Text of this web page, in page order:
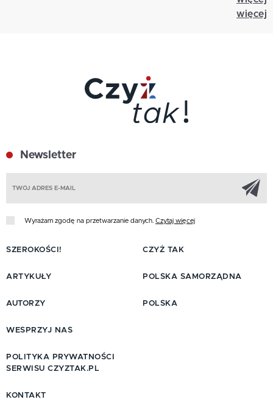
więcej
Newsletter
Wyrażam zgodę na przetwarzanie danych. Czytaj więcej
SZEROKOŚCI!
ARTYKUŁY
AUTORZY
CZYŻ TAK
POLSKA SAMORZĄDNA
POLSKA
WESPRZYJ NAS
POLITYKA PRYWATNOŚCI
SERWISU CZYZTAK.PL
KONTAKT